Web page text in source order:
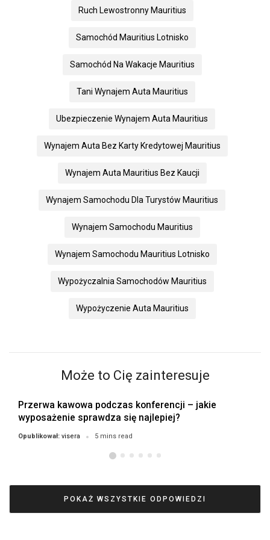
Ruch Lewostronny Mauritius
Samochód Mauritius Lotnisko
Samochód Na Wakacje Mauritius
Tani Wynajem Auta Mauritius
Ubezpieczenie Wynajem Auta Mauritius
Wynajem Auta Bez Karty Kredytowej Mauritius
Wynajem Auta Mauritius Bez Kaucji
Wynajem Samochodu Dla Turystów Mauritius
Wynajem Samochodu Mauritius
Wynajem Samochodu Mauritius Lotnisko
Wypożyczalnia Samochodów Mauritius
Wypożyczenie Auta Mauritius
Może to Cię zainteresuje
Przerwa kawowa podczas konferencji – jakie
wyposażenie sprawdza się najlepiej?
Opublikował: visera 5 mins read
POKAŻ WSZYSTKIE ODPOWIEDZI